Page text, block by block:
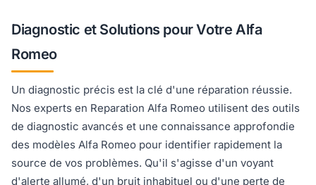
Diagnostic et Solutions pour Votre Alfa
Romeo
Un diagnostic précis est la clé d'une réparation réussie.
Nos experts en Reparation Alfa Romeo utilisent des outils
de diagnostic avancés et une connaissance approfondie
des modèles Alfa Romeo pour identifier rapidement la
source de vos problèmes. Qu'il s'agisse d'un voyant
d'alerte allumé, d'un bruit inhabituel ou d'une perte de